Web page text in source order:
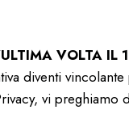
VOLTA
diventi
vi